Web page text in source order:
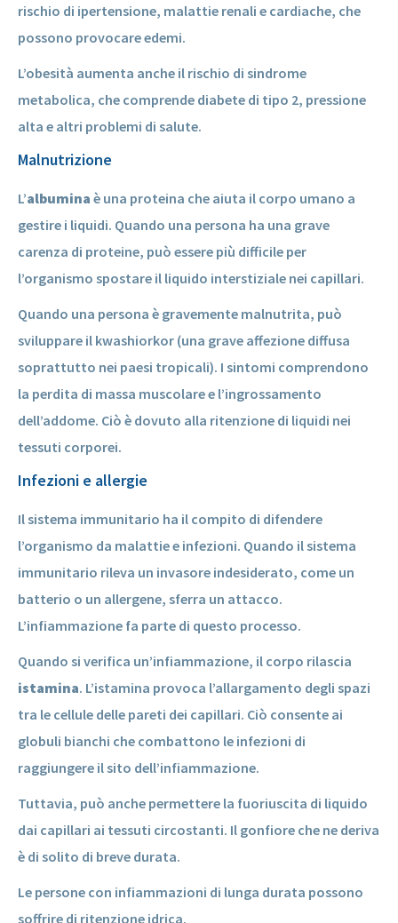
rischio di ipertensione, malattie renali e cardiache, che
possono provocare edemi.
L’obesità aumenta anche il rischio di sindrome
metabolica, che comprende diabete di tipo 2, pressione
alta e altri problemi di salute.
Malnutrizione
L’albumina è una proteina che aiuta il corpo umano a
gestire i liquidi. Quando una persona ha una grave
carenza di proteine, può essere più difficile per
l’organismo spostare il liquido interstiziale nei capillari.
Quando una persona è gravemente malnutrita, può
sviluppare il kwashiorkor (una grave affezione diffusa
soprattutto nei paesi tropicali). I sintomi comprendono
la perdita di massa muscolare e l’ingrossamento
dell’addome. Ciò è dovuto alla ritenzione di liquidi nei
tessuti corporei.
Infezioni e allergie
Il sistema immunitario ha il compito di difendere
l’organismo da malattie e infezioni. Quando il sistema
immunitario rileva un invasore indesiderato, come un
batterio o un allergene, sferra un attacco.
L’infiammazione fa parte di questo processo.
Quando si verifica un’infiammazione, il corpo rilascia
istamina. L’istamina provoca l’allargamento degli spazi
tra le cellule delle pareti dei capillari. Ciò consente ai
globuli bianchi che combattono le infezioni di
raggiungere il sito dell’infiammazione.
Tuttavia, può anche permettere la fuoriuscita di liquido
dai capillari ai tessuti circostanti. Il gonfiore che ne deriva
è di solito di breve durata.
Le persone con infiammazioni di lunga durata possono
soffrire di ritenzione idrica.